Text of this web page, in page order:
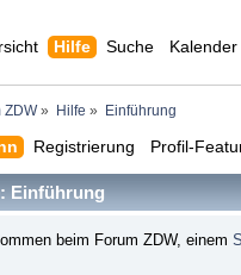
Hilfe Suche Kalender
ZDW» Hilfe » Einführung
Registrierung Profil-
Einführung
beim Forum ZDW, einem